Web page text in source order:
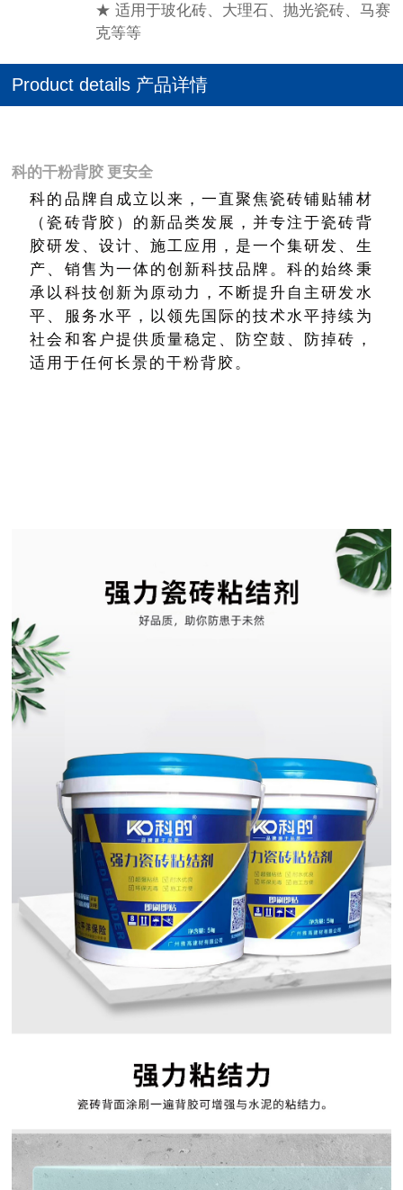
★ 适用于玻化砖、大理石、抛光瓷砖、马赛
克等等
Product details 产品详情
科的干粉背胶 更安全
科的品牌自成立以来，一直聚焦瓷砖铺贴辅材
（瓷砖背胶）的新品类发展，并专注于瓷砖背
胶研发、设计、施工应用，是一个集研发、生
产、销售为一体的创新科技品牌。科的始终秉
承以科技创新为原动力，不断提升自主研发水
平、服务水平，以领先国际的技术水平持续为
社会和客户提供质量稳定、防空鼓、防掉砖，
适用于任何长景的干粉背胶。